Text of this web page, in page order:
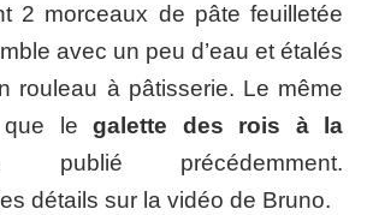
2 morceaux de pâte feuilletée
avec un peu d’eau et étalés
rouleau à pâtisserie. Le même
que legalette des rois à la
publié précédemment.
détails sur la vidéo de Bruno.